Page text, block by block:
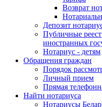
Возврат
Депозит
Публичные
иностранных
Нотариус - детям
Обращения граждан
Порядок
Личный прием
Прямая
Найти нотариуса
Нотариусы